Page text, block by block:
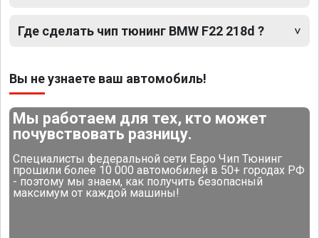
Где сделать чип тюнинг BMW F22 218d ?
Вы не узнаете ваш автомобиль!
Мы работаем для тех, кто может
почувствовать разницу.
Специалисты федеральной сети Евро Чип Тюнинг
прошили более 10 000 автомобилей в 50+ городах РФ
- поэтому мы знаем, как получить безопасный
максимум от каждой машины!